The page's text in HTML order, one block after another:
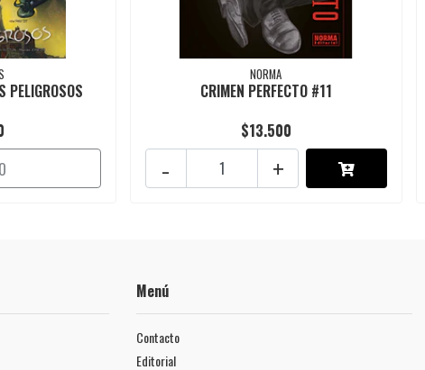
PELIGROSOS
NORMA
CRIMEN PERFECTO #11
$13.500
+
-
Menú
Contacto
Editorial